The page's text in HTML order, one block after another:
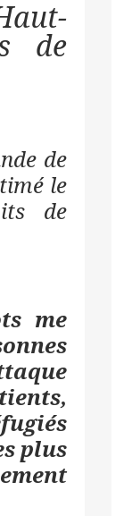
de
de
le
de
me
plus